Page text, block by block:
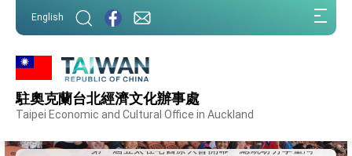
English
駐奧克蘭台北經濟文化辦事處
Taipei Economic and Cultural Office in Auckland
外交部重要言論
我國政府將在美國亞利桑納州設立「駐鳳凰城辦
事處」，進一步深化台美交流合作
經驗為亞太醫療照護發展開創新里程碑